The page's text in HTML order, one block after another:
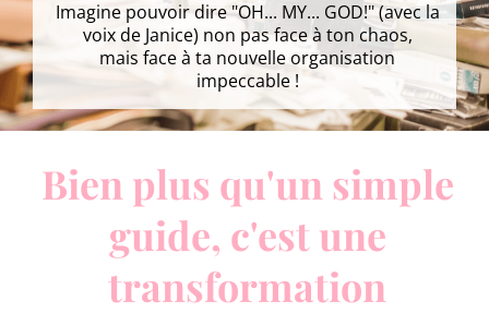
Imagine pouvoir dire "OH... MY... GOD!" (avec la
voix de Janice) non pas face à ton chaos,
mais face à ta nouvelle organisation
impeccable !
Bien plus qu'un simple
guide, c'est une
transformation